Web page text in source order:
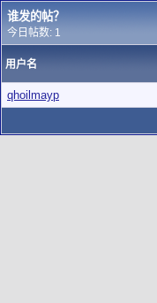
谁发的帖？
今日帖数: 1
用户名
qhoilmayp